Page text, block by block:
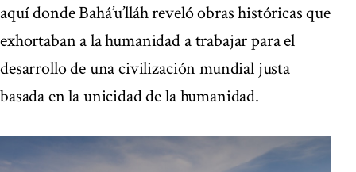
aquí donde Bahá’u’lláh reveló obras históricas que
exhortaban a la humanidad a trabajar para el
desarrollo de una civilización mundial justa
basada en la unicidad de la humanidad.